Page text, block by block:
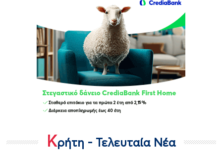
Κρήτη - Τελευταία Νέα